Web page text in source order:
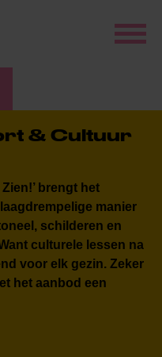
& Cultuur
brengt het
manier
schilderen en
culturele lessen na
voor elk gezin. Zeker
het aanbod een